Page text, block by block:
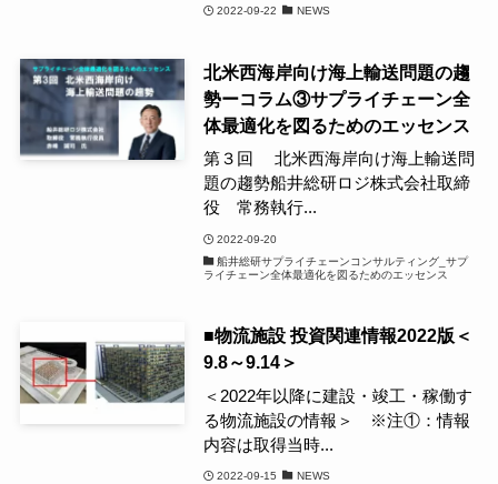
2022-09-22 NEWS
北米西海岸向け海上輸送問題の趨
勢ーコラム③サプライチェーン全
体最適化を図るためのエッセンス
第３回 北米西海岸向け海上輸送問
題の趨勢船井総研ロジ株式会社取締
役 常務執行...
2022-09-20
船井総研サプライチェーンコンサルティング_サプ
ライチェーン全体最適化を図るためのエッセンス
■物流施設 投資関連情報2022版＜
9.8～9.14＞
＜2022年以降に建設・竣工・稼働す
る物流施設の情報＞ ※注①：情報
内容は取得当時...
2022-09-15 NEWS